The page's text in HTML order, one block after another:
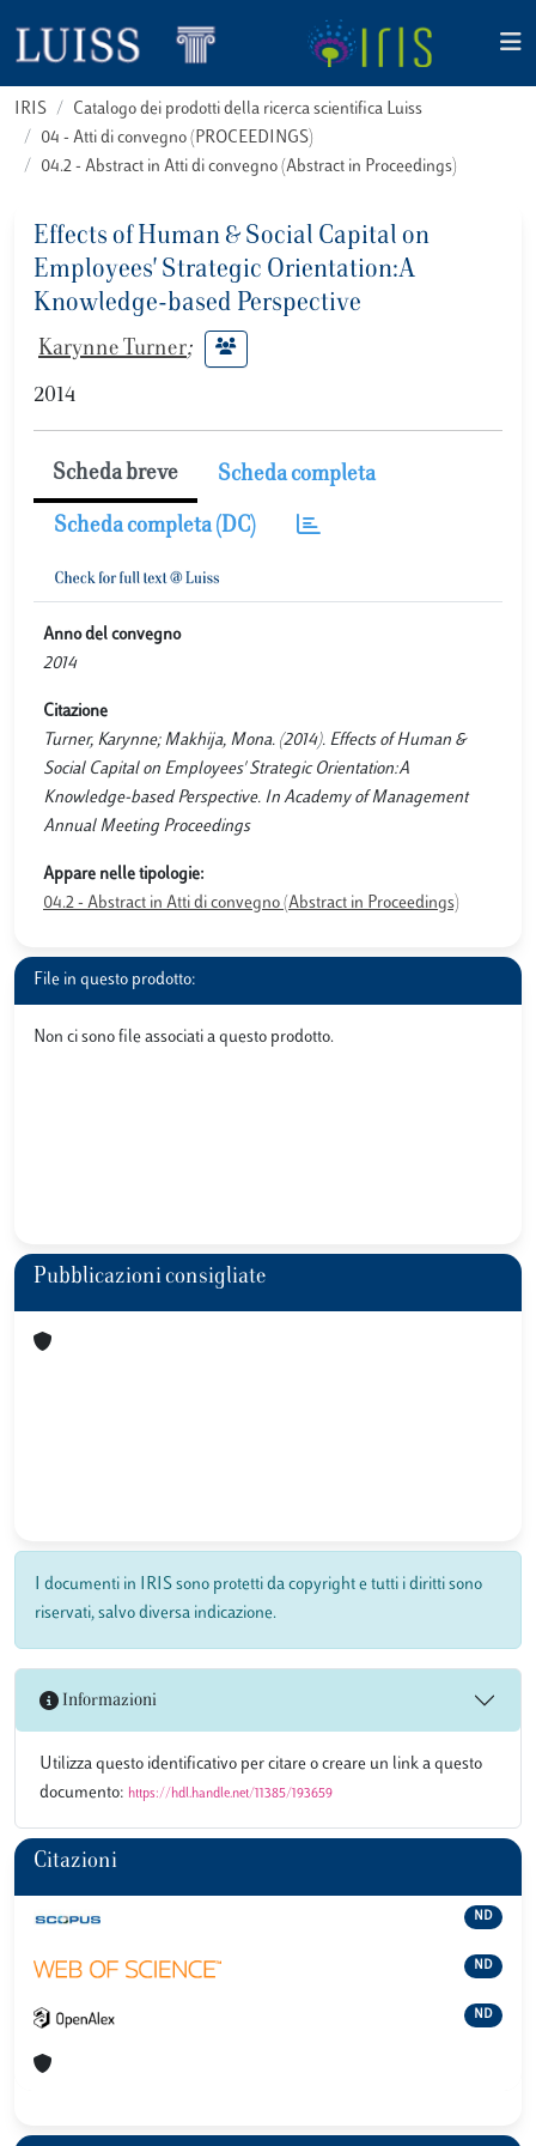
IRIS
Catalogo dei prodotti della ricerca scientifica Luiss
04 - Atti di convegno (PROCEEDINGS)
04.2 - Abstract in Atti di convegno (Abstract in Proceedings)
Effects of Human & Social Capital on
Employees' Strategic Orientation:A
Knowledge-based Perspective
Karynne Turner;
2014
Scheda breve Scheda completa
Scheda completa (DC)
Anno del convegno
2014
Citazione
Turner, Karynne; Makhija, Mona. (2014). Effects of Human &
Social Capital on Employees' Strategic Orientation:A
Knowledge-based Perspective. In Academy of Management
Annual Meeting Proceedings
Appare nelle tipologie:
04.2 - Abstract in Atti di convegno (Abstract in Proceedings)
File in questo prodotto:
Non ci sono file associati a questo prodotto.
Pubblicazioni consigliate
I documenti in IRIS sono protetti da copyright e tutti i diritti sono
riservati, salvo diversa indicazione.
Informazioni
Utilizza questo identificativo per citare o creare un link a questo
documento: https://hdl.handle.net/11385/193659
Citazioni
ND
ND
ND